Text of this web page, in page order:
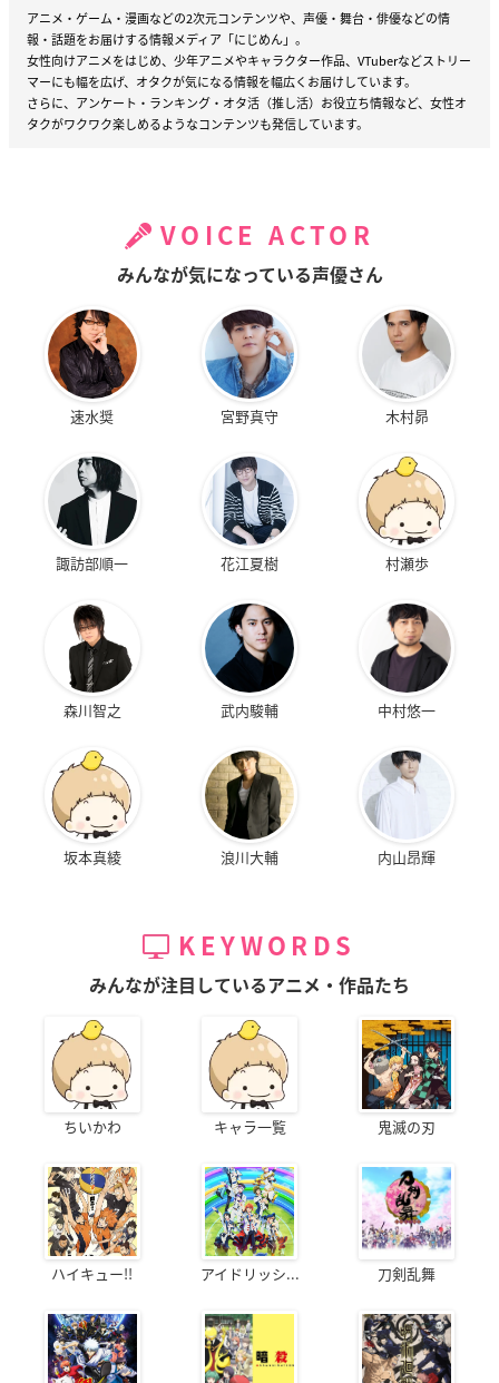
アニメ・ゲーム・漫画などの2次元コンテンツや、声優・舞台・俳優などの情
報・話題をお届けする情報メディア「にじめん」。
女性向けアニメをはじめ、少年アニメやキャラクター作品、VTuberなどストリー
マーにも幅を広げ、オタクが気になる情報を幅広くお届けしています。
さらに、アンケート・ランキング・オタ活（推し活）お役立ち情報など、女性オ
タクがワクワク楽しめるようなコンテンツも発信しています。
VOICE ACTOR
みんなが気になっている声優さん
速水奨 宮野真守 木村昴
諏訪部順一 花江夏樹 村瀬歩
森川智之 武内駿輔 中村悠一
坂本真綾 浪川大輔 内山昂輝
KEYWORDS
みんなが注目しているアニメ・作品たち
ちいかわ キャラ一覧 鬼滅の刃
ハイキュー!! アイドリッシ... 刀剣乱舞